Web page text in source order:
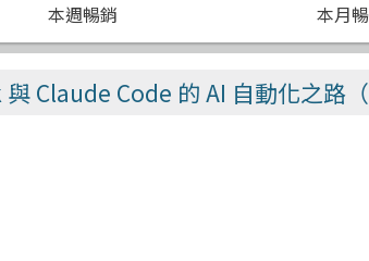
※詐騙提醒公告 請勿受騙※
訂閱佛系電子報
Linux
Penetration-test
DevOps
雲端運算
前端開發
行動軟體開發
五南
電子工業
高思數位網路
IT T-shirt
創客‧自造者工作坊
本週暢銷 本月
Claude Code 的 AI 自動化之路